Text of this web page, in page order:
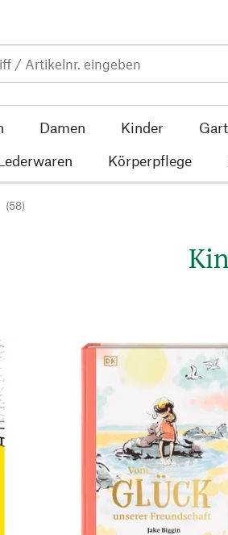
Damen Kinder
Körperpflege
(58)